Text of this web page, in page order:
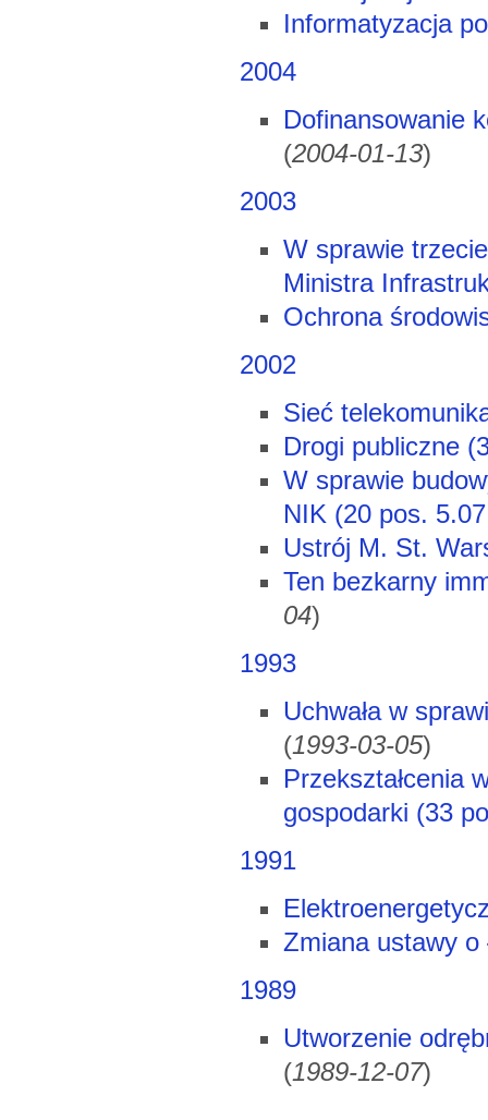
Informatyzacja
2004
Dofinansowanie
(2004-01-13)
2003
W sprawie
Ministra
Ochrona
2002
Sieć
Drogi publiczne
W sprawie
NIK (20 pos.
Ustrój M. St.
Ten bezkarny
04)
1993
Uchwała w
(1993-03-05)
Przekształcenia
gospodarki (33
1991
Zmiana ustawy o
1989
Utworzenie
(1989-12-07)